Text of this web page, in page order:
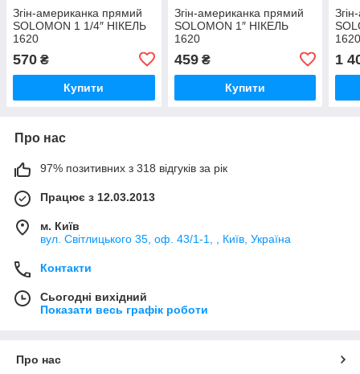
Згін-американка прямий
SOLOMON 1 1/4″ НІКЕЛЬ
1620
570 ₴
Купити
Згін-американка прямий
SOLOMON 1″ НІКЕЛЬ
1620
459₴
Купити
1
Про нас
97% позитивних з 318 відгуків за рік
Працює з 12.03.2013
м. Київ
вул. Світлицького 35, оф. 43/1-1, , Київ, Україна
Контакти
Сьогодні вихідний
Показати весь графік роботи
Про нас